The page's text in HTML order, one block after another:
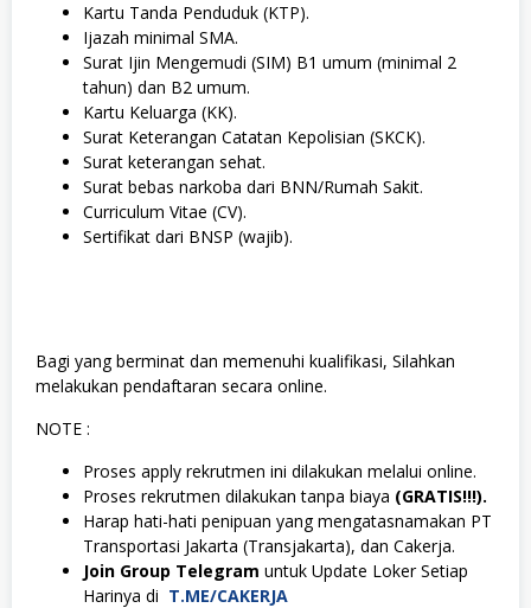
Kartu Tanda Penduduk (KTP).
Ijazah minimal SMA.
Surat Ijin Mengemudi (SIM) B1 umum (minimal 2
tahun) dan B2 umum.
Kartu Keluarga (KK).
Surat Keterangan Catatan Kepolisian (SKCK).
Surat keterangan sehat.
Surat bebas narkoba dari BNN/Rumah Sakit.
Curriculum Vitae (CV).
Sertifikat dari BNSP (wajib).
Bagi yang berminat dan memenuhi kualifikasi, Silahkan
melakukan pendaftaran secara online.
NOTE :
Proses apply rekrutmen ini dilakukan melalui online.
Proses rekrutmen dilakukan tanpa biaya (GRATIS!!!).
Harap hati-hati penipuan yang mengatasnamakan PT
Transportasi Jakarta (Transjakarta), dan Cakerja.
Join Group Telegram untuk Update Loker Setiap
Harinya di T.ME/CAKERJA